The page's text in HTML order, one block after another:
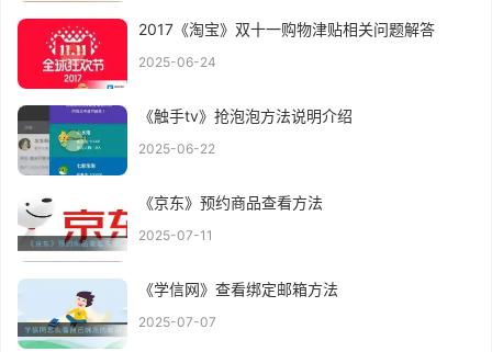
2017《淘宝》双十一购物津贴相关问题解答
2025-06-24
《触手tv》抢泡泡方法说明介绍
2025-06-22
《京东》预约商品查看方法
2025-07-11
《学信网》查看绑定邮箱方法
2025-07-07